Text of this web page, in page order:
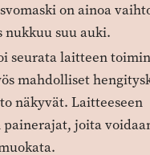
on ainoa
nukkuu suu auki.
seurata laitteen
mahdolliset
näkyvät. Laitteeseen
painerajat, joita